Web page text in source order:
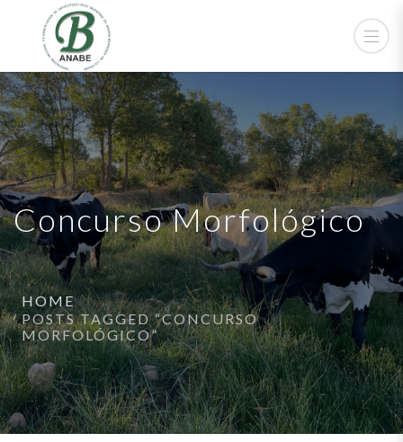
Concurso Morfológico
HOME
POSTS TAGGED “CONCURSO
MORFOLÓGICO”